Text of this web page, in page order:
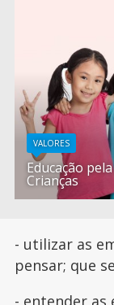
VALORES
Educação
Crianças
- utilizar as
pensar; que
- entender as